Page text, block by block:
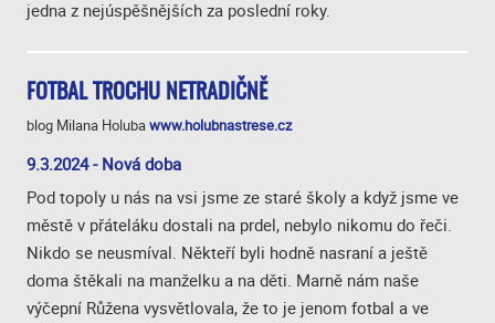
jedna z nejúspěšnějších za poslední roky.
FOTBAL TROCHU NETRADIČNĚ
blog Milana Holubawww.holubnastrese.cz
9.3.2024 - Nová doba
Pod topoly u nás na vsi jsme ze staré školy a když jsme ve
městě v přáteláku dostali na prdel, nebylo nikomu do řeči.
Nikdo se neusmíval. Někteří byli hodně nasraní a ještě
doma štěkali na manželku a na děti. Marně nám naše
výčepní Růžena vysvětlovala, že to je jenom fotbal a ve